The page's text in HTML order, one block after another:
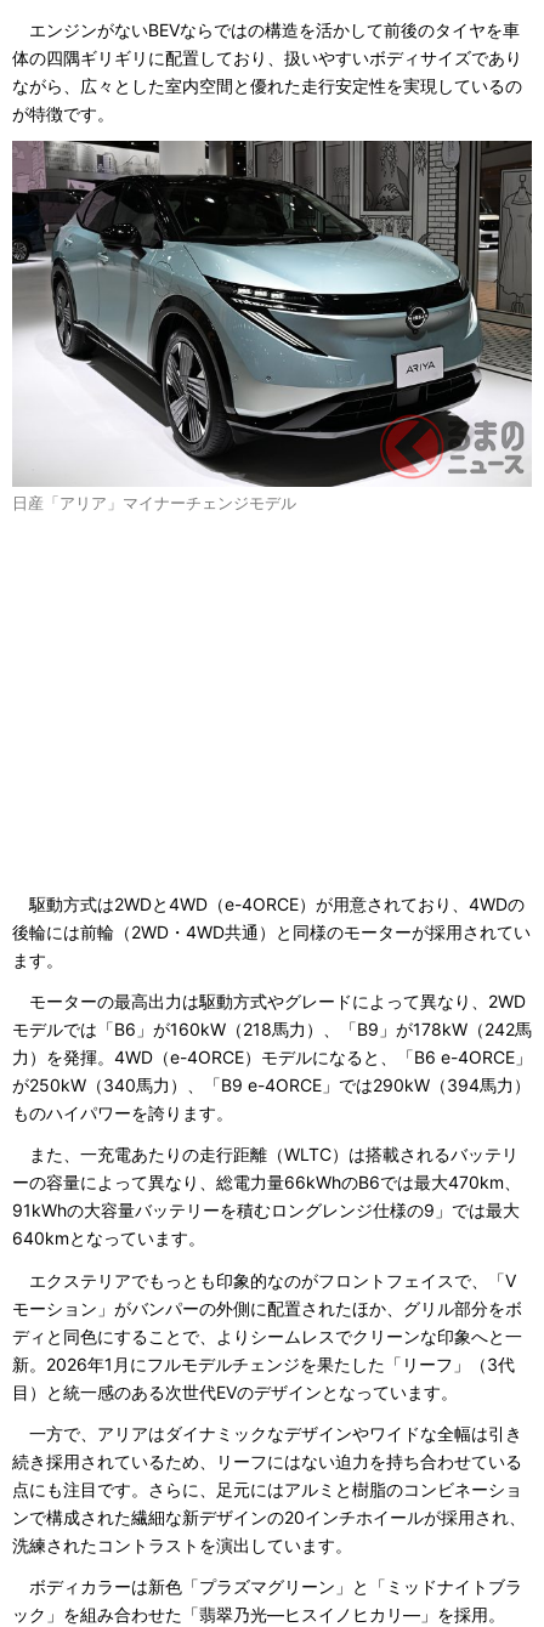
エンジンがないBEVならではの構造を活かして前後のタイヤを車
体の四隅ギリギリに配置しており、扱いやすいボディサイズであり
ながら、広々とした室内空間と優れた走行安定性を実現しているの
が特徴です。
日産「アリア」マイナーチェンジモデル
駆動方式は2WDと4WD（e-4ORCE）が用意されており、4WDの
後輪には前輪（2WD・4WD共通）と同様のモーターが採用されてい
ます。
モーターの最高出力は駆動方式やグレードによって異なり、2WD
モデルでは「B6」が160kW（218馬力）、「B9」が178kW（242馬
力）を発揮。4WD（e-4ORCE）モデルになると、「B6 e-4ORCE」
が250kW（340馬力）、「B9 e-4ORCE」では290kW（394馬力）
ものハイパワーを誇ります。
また、一充電あたりの走行距離（WLTC）は搭載されるバッテリ
ーの容量によって異なり、総電力量66kWhのB6では最大470km、
91kWhの大容量バッテリーを積むロングレンジ仕様の9」では最大
640kmとなっています。
エクステリアでもっとも印象的なのがフロントフェイスで、「V
モーション」がバンパーの外側に配置されたほか、グリル部分をボ
ディと同色にすることで、よりシームレスでクリーンな印象へと一
新。2026年1月にフルモデルチェンジを果たした「リーフ」（3代
目）と統一感のある次世代EVのデザインとなっています。
一方で、アリアはダイナミックなデザインやワイドな全幅は引き
続き採用されているため、リーフにはない迫力を持ち合わせている
点にも注目です。さらに、足元にはアルミと樹脂のコンビネーショ
ンで構成された繊細な新デザインの20インチホイールが採用され、
洗練されたコントラストを演出しています。
ボディカラーは新色「プラズマグリーン」と「ミッドナイトブラ
ック」を組み合わせた「翡翠乃光―ヒスイノヒカリ―」を採用。